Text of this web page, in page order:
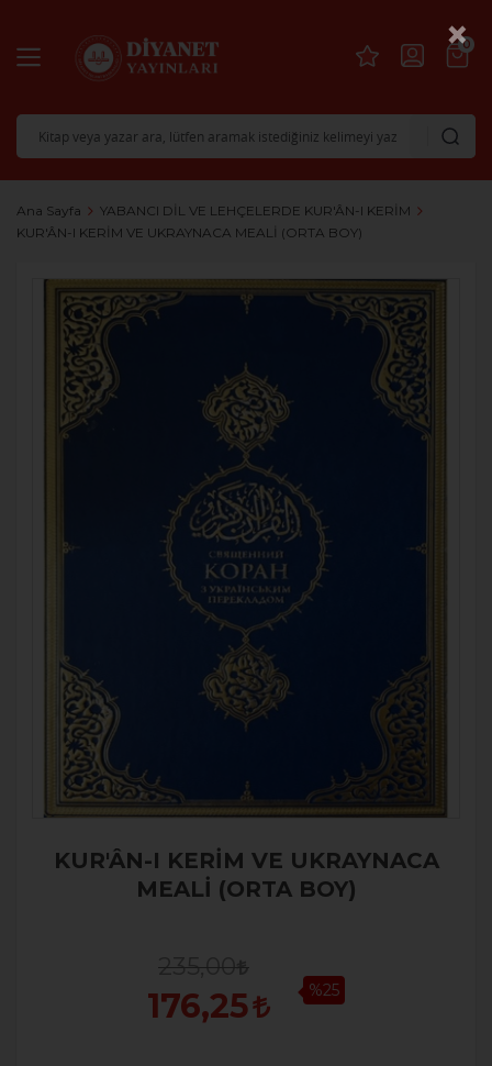
0
Ana Sayfa
YABANCI DİL VE LEHÇELERDE KUR'ÂN-I KERİM
KUR'ÂN-I KERİM VE UKRAYNACA MEALİ (ORTA BOY)
KUR'ÂN-I KERİM VE UKRAYNACA
MEALİ (ORTA BOY)
235,00
176,25 %25
×